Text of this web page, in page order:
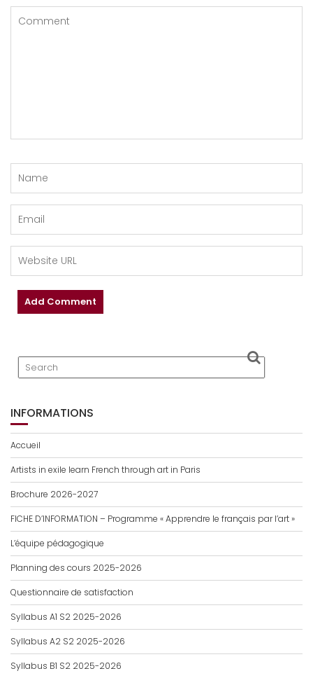
INFORMATIONS
Accueil
Artists in exile learn French through art in Paris
Brochure 2026-2027
FICHE D’INFORMATION – Programme « Apprendre le français par l’art »
L’équipe pédagogique
Planning des cours 2025-2026
Questionnaire de satisfaction
Syllabus A1 S2 2025-2026
Syllabus A2 S2 2025-2026
Syllabus B1 S2 2025-2026